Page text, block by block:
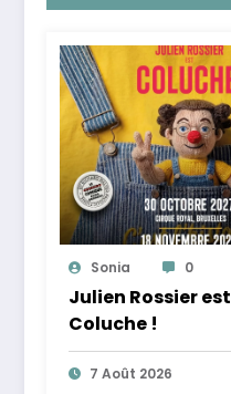
Sonia 0
Julien Rossier est
Coluche !
7 Août 2026